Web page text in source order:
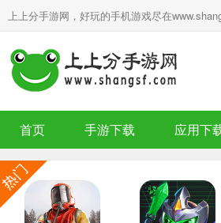
上上分手游网，好玩的手机游戏尽在
首页 手游下载 应用下